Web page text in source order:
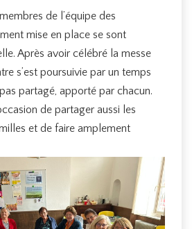
de l’équipe des
mise en place se sont
Après avoir célébré la messe
s’est poursuivie par un temps
partagé, apporté par chacun.
de partager aussi les
et de faire amplement